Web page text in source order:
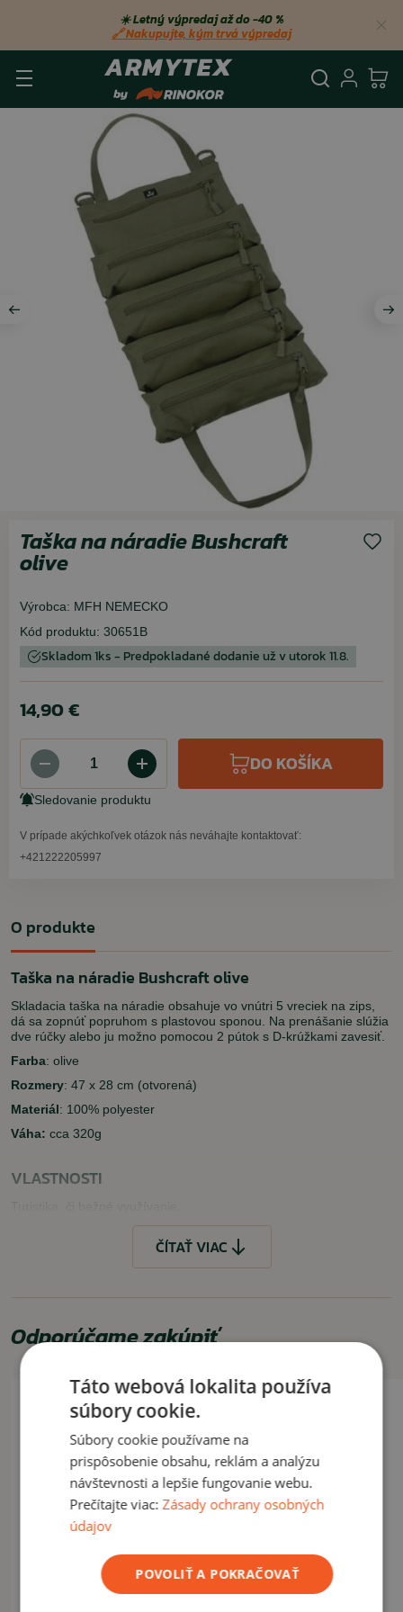
☀️ Letný výpredaj až do −40 %
🔗 Nakupujte, kým trvá výpredaj
Taška na náradie Bushcraft
olive
Výrobca: MFH NEMECKO
Kód produktu: 30651B
Skladom 1ks - Predpokladané dodanie už v utorok 11.8.
14,90 €
DO KOŠÍKA
Sledovanie produktu
V prípade akýchkoľvek otázok nás neváhajte kontaktovať:
+421222205997
O produkte
Taška na náradie Bushcraft olive
Skladacia taška na náradie obsahuje vo vnútri 5 vreciek na zips,
dá sa zopnúť popruhom s plastovou sponou. Na prenášanie slúžia
dve rúčky alebo ju možno pomocou 2 pútok s D-krúžkami zavesiť.
Farba: olive
Rozmery: 47 x 28 cm (otvorená)
Materiál: 100% polyester
Váha: cca 320g
VLASTNOSTI
ČÍTAŤ MENEJ
ČÍTAŤ VIAC
Odporúčame zakúpiť
Akcia -26%
Táto webová lokalita používa
súbory cookie.
Súbory cookie používame na
prispôsobenie obsahu, reklám a analýzu
návštevnosti a lepšie fungovanie webu.
Prečítajte viac:Zásady ochrany osobných
údajov
POVOLIŤ A POKRAČOVAŤ